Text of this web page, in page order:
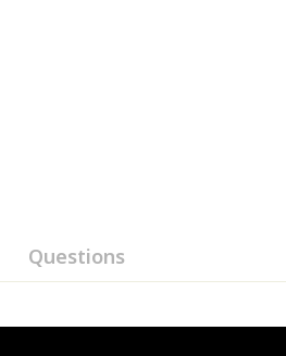
Questions